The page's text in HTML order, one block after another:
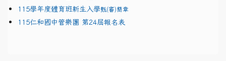
115學年度體育班新生入學甄(審)簡章
115仁和國中管樂團 第24屆報名表